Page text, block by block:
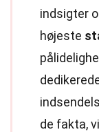
indsigter
højeste
de fakta,